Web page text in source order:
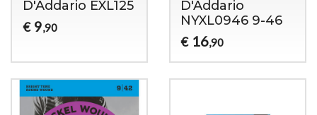
D'Addario EXL125
€ 9,90
D'Addario
NYXL0946 9-46
€ 16,90